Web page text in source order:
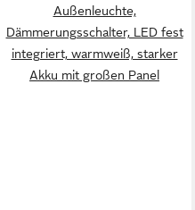
Außenleuchte,
Dämmerungsschalter, LED fest
integriert, warmweiß, starker
Akku mit großen Panel